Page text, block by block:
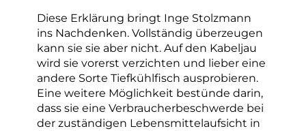
Diese Erklärung bringt Inge Stolzmann
ins Nachdenken. Vollständig überzeugen
kann sie sie aber nicht. Auf den Kabeljau
wird sie vorerst verzichten und lieber eine
andere Sorte Tiefkühlfisch ausprobieren.
Eine weitere Möglichkeit bestünde darin,
dass sie eine Verbraucherbeschwerde bei
der zuständigen Lebensmittelaufsicht in